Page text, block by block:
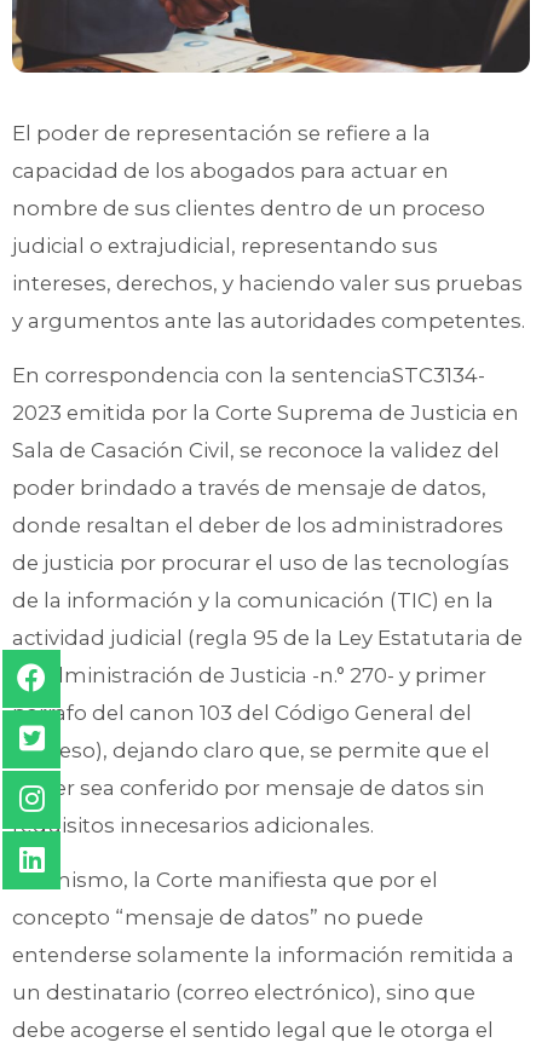
El poder de representación se refiere a la
capacidad de los abogados para actuar en
nombre de sus clientes dentro de un proceso
judicial o extrajudicial, representando sus
intereses, derechos, y haciendo valer sus pruebas
y argumentos ante las autoridades competentes.
En correspondencia con la sentenciaSTC3134-
2023 emitida por la Corte Suprema de Justicia en
Sala de Casación Civil, se reconoce la validez del
poder brindado a través de mensaje de datos,
donde resaltan el deber de los administradores
de justicia por procurar el uso de las tecnologías
de la información y la comunicación (TIC) en la
actividad judicial (regla 95 de la Ley Estatutaria de
la Administración de Justicia -n.° 270- y primer
párrafo del canon 103 del Código General del
Proceso), dejando claro que, se permite que el
poder sea conferido por mensaje de datos sin
requisitos innecesarios adicionales.
Así mismo, la Corte manifiesta que por el
concepto “mensaje de datos” no puede
entenderse solamente la información remitida a
un destinatario (correo electrónico), sino que
debe acogerse el sentido legal que le otorga el